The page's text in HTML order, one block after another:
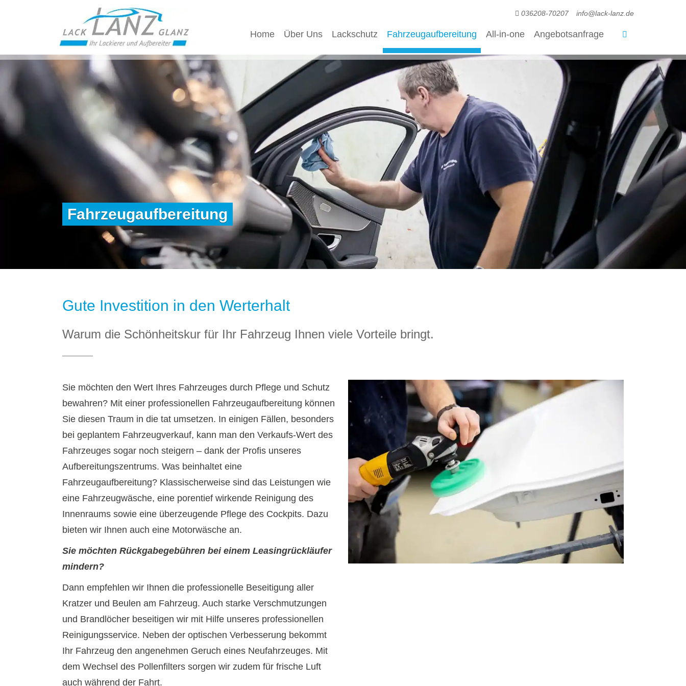
036208-70207 info@lack-lanz.de
Home Über Uns Lackschutz Fahrzeugaufbereitung All-in-one Angebotsanfrage
Fahrzeugaufbereitung
Gute Investition in den Werterhalt
Warum die Schönheitskur für Ihr Fahrzeug Ihnen viele Vorteile bringt.
Sie möchten den Wert Ihres Fahrzeuges durch Pflege und Schutz
bewahren? Mit einer professionellen Fahrzeugaufbereitung können
Sie diesen Traum in die tat umsetzen. In einigen Fällen, besonders
bei geplantem Fahrzeugverkauf, kann man den Verkaufs-Wert des
Fahrzeuges sogar noch steigern – dank der Profis unseres
Aufbereitungszentrums. Was beinhaltet eine
Fahrzeugaufbereitung? Klassischerweise sind das Leistungen wie
eine Fahrzeugwäsche, eine porentief wirkende Reinigung des
Innenraums sowie eine überzeugende Pflege des Cockpits. Dazu
bieten wir Ihnen auch eine Motorwäsche an.
Sie möchten Rückgabegebühren bei einem Leasingrückläufer
mindern?
Dann empfehlen wir Ihnen die professionelle Beseitigung aller
Kratzer und Beulen am Fahrzeug. Auch starke Verschmutzungen
und Brandlöcher beseitigen wir mit Hilfe unseres professionellen
Reinigungsservice. Neben der optischen Verbesserung bekommt
Ihr Fahrzeug den angenehmen Geruch eines Neufahrzeuges. Mit
dem Wechsel des Pollenfilters sorgen wir zudem für frische Luft
auch während der Fahrt.